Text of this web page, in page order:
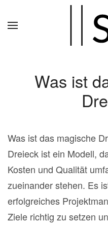
Was ist
Was ist das magische
Dreieck ist ein Modell,
Kosten und Qualität
zueinander stehen. Es
erfolgreiches
Ziele richtig zu setzen